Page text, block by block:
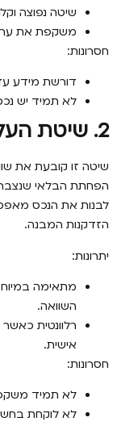
שיטה נפוצה
משקפת את
חסרונות:
דורשת מידע
לא תמיד יש
2. שיטת
שיטה זו קובעת את
הפחתת הבלאי
לבנות את הנכס
הזדקנות המבנה.
יתרונות:
מתאימה
השוואה.
רלוונטית
אישית.
חסרונות:
לא תמיד
לא לוקחת